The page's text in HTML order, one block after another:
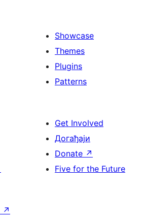
Showcase
Themes
Plugins
Patterns
Get Involved
Догађаји
Donate ↗
Five for the Future
↗